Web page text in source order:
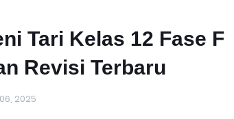
Tari Kelas 12 Fase F
Revisi Terbaru
2025